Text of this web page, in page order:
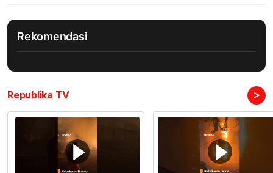
Rekomendasi
Republika TV >